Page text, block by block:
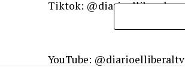
Tiktok: @diarioelliberal
YouTube: @diarioelliberaltv